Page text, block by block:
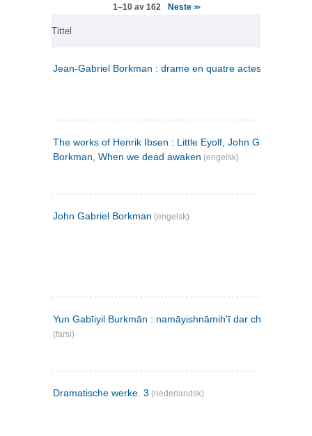
1–10 av 162 Neste >>
Tittel
Jean-Gabriel Borkman : drame en quatre actes
The works of Henrik Ibsen : Little Eyolf, John Gabriel
Borkman, When we dead awaken (engelsk)
John Gabriel Borkman (engelsk)
Yun Gabīiyil Burkmān : namāyishnāmihʹī dar chahār pardih
(farsi)
Dramatische werke. 3 (nederlandsk)